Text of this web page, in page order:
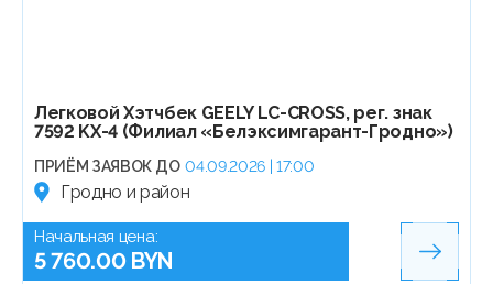
Легковой Хэтчбек GEELY LC-CROSS, рег. знак
7592 KX-4 (Филиал «Белэксимгарант-Гродно»)
ПРИЁМ ЗАЯВОК ДО 04.09.2026 | 17:00
Гродно и район
Начальная цена:
5 760.00 BYN